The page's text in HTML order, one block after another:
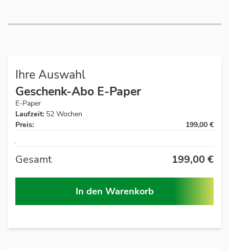
Ihre Auswahl
Geschenk-Abo E-Paper
E-Paper
Laufzeit: 52 Wochen
Preis:
199,00 €
Auf
Gesamt 199,00 €
In den Warenkorb